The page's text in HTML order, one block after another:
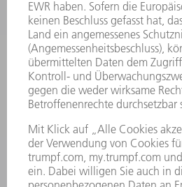
Häufig gestellte
Allgemeine
KONTAKT
Kundenbetreuung TRUMPF
+49 7156 303
Mo - Fr: 07:30 -
Erweiterte Rufbereitschaft per
06:30 - 20.00 Uhr Sa:
KONTAKT
Service TRUMPF